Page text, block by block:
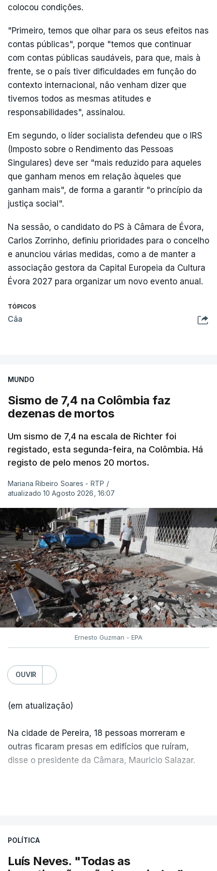
colocou condições.
"Primeiro, temos que olhar para os seus efeitos nas
contas públicas", porque "temos que continuar
com contas públicas saudáveis, para que, mais à
frente, se o país tiver dificuldades em função do
contexto internacional, não venham dizer que
tivemos todos as mesmas atitudes e
responsabilidades", assinalou.
Em segundo, o líder socialista defendeu que o IRS
(Imposto sobre o Rendimento das Pessoas
Singulares) deve ser "mais reduzido para aqueles
que ganham menos em relação àqueles que
ganham mais", de forma a garantir "o princípio da
justiça social".
Na sessão, o candidato do PS à Câmara de Évora,
Carlos Zorrinho, definiu prioridades para o concelho
e anunciou várias medidas, como a de manter a
associação gestora da Capital Europeia da Cultura
Évora 2027 para organizar um novo evento anual.
TÓPICOS
Câa
MUNDO
Sismo de 7,4 na Colômbia faz
dezenas de mortos
Um sismo de 7,4 na escala de Richter foi
registado, esta segunda-feira, na Colômbia. Há
registo de pelo menos 20 mortos.
Mariana Ribeiro Soares - RTP /
atualizado 10 Agosto 2026, 16:07
Ernesto Guzman - EPA
OUVIR
(em atualização)
Na cidade de Pereira, 18 pessoas morreram e
outras ficaram presas em edifícios que ruíram,
disse o presidente da Câmara, Mauricio Salazar.
"A situação é crítica",
entrevista à Rádio Caracol.
POLÍTICA
Luís Neves. "Todas as